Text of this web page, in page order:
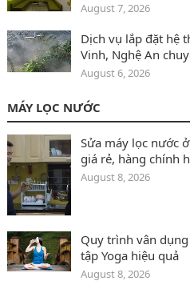
August 7, 2026
Dịch vụ lắp đặt hệ
Vinh, Nghệ An
August 6, 2026
MÁY LỌC NƯỚC
Sửa máy lọc nước
giá rẻ, hàng chính
August 8, 2026
Quy trình vân
tập Yoga hiệu quả
August 8, 2026